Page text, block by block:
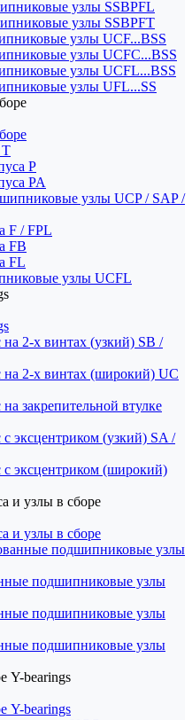
узлы SSBPFL
узлы SSBPFT
узлы UCF...BSS
узлы UCFC...BSS
узлы UCFL...BSS
узлы UFL...SS
T
P
PA
узлы UCP / SAP /
F / FPL
FB
FL
узлы UCFL
2-х винтах (узкий) SB /
2-х винтах (широкий) UC
закрепительной втулке
эксцентриком (узкий) SA /
эксцентриком (широкий)
и узлы в сборе
и узлы в сборе
подшипниковые узлы
подшипниковые узлы
подшипниковые узлы
подшипниковые узлы
Y-bearings
Y-bearings